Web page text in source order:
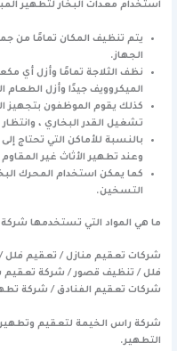
استخدام معدات البخار لتطهير
يتم تنظيف المكان تمامًا من
الجهاز.
نظف الثلاجة تمامًا وأزل أي
الميكروويف جيدًا وأزل الطعام
كذلك يقوم الموظفون بتجهيز
تشغيل القدر البخاري ،
بالنسبة للأماكن التي تحتاج
وعند تطهير الأثاث غير المقاوم
كما يمكن استخدام المحرك
التسخين.
ما هي المواد التي تستخدمها
شركات تعقيم منازل / تعقيم
فلل / تنظيف قصور / شركة
شركات تعقيم الفنادق / شركة
شركة راس الخيمة لتعقيم
التطهير.